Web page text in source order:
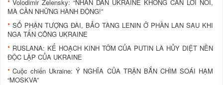
Volodimir Zelensky: “NHÂN DÂN UKRAINE KHÔNG CẦN LỜI NÓI,
MÀ CẦN NHỮNG HÀNH ĐỘNG!”
SỐ PHẬN TƯỢNG ĐÀI, BẢO TÀNG LENIN Ở PHẦN LAN SAU KHI
NGA TẤN CÔNG UKRAINE
RUSLANA: KẾ HOẠCH KINH TỞM CỦA PUTIN LÀ HỦY DIỆT NỀN
ĐỘC LẬP CỦA UKRAINE
Cuộc chiến Ukraine: Ý NGHĨA CỦA TRẬN BẮN CHÌM SOÁI HẠM
“MOSKVA”